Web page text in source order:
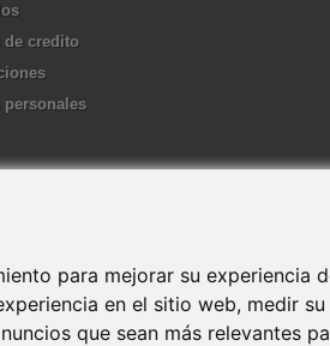
para mejorar su experiencia
en el sitio web, medir
que sean más relevantes
de credito
personales